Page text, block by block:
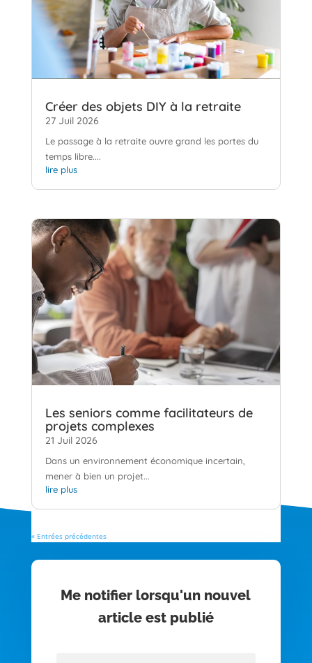
Créer des objets DIY à la retraite
27 Juil 2026
Le passage à la retraite ouvre grand les portes du
temps libre....
lire plus
Les seniors comme facilitateurs de
projets complexes
21 Juil 2026
Dans un environnement économique incertain,
mener à bien un projet...
lire plus
« Entrées précédentes
Me notifier lorsqu'un nouvel
article est publié